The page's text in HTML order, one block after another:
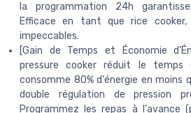
la programmation 24h
Efficace en tant que rice
impeccables.
[Gain de Temps et Économie
pressure cooker réduit le
consomme 80% d'énergie en moins
double régulation de pression
Programmez les repas à l'avance